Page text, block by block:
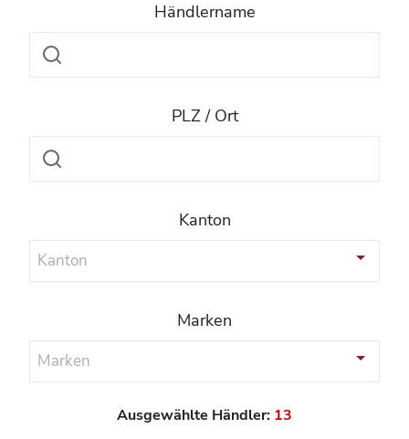
Händlername
PLZ / Ort
Kanton
Kanton
Marken
Marken
Ausgewählte Händler: 13